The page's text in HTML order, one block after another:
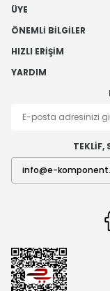
ÜYE
ÖNEMLI BILGILER
HIZLI ERIŞIM
YARDIM
TEKLİF,